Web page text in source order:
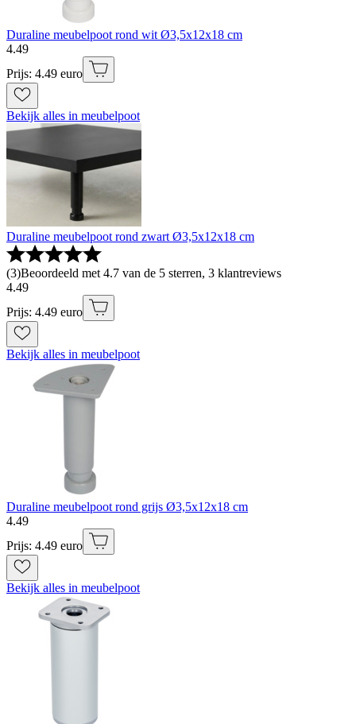
Duraline meubelpoot rond wit Ø3,5x12x18 cm
4.49
Prijs: 4.49 euro
Bekijk alles in meubelpoot
Duraline meubelpoot rond zwart Ø3,5x12x18 cm
(3)Beoordeeld met 4.7 van de 5 sterren, 3 klantreviews
4.49
Prijs: 4.49 euro
Bekijk alles in meubelpoot
Duraline meubelpoot rond grijs Ø3,5x12x18 cm
4.49
Prijs: 4.49 euro
Bekijk alles in meubelpoot